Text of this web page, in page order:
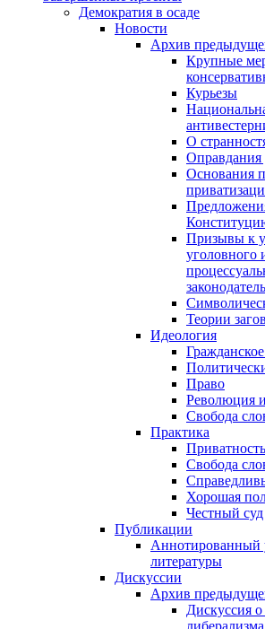
Демократия в осаде
Новости
Архив
Крупные
Курьезы
О
Основания
Призывы к
уголовного
Теории
Идеология
Право
Революция
Свобода
Практика
Приватность
Свобода
Хорошая
Честный суд
Публикации
Аннотированный
литературы
Дискуссии
Архив
Дискуссия